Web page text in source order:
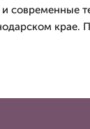
современные
крае.